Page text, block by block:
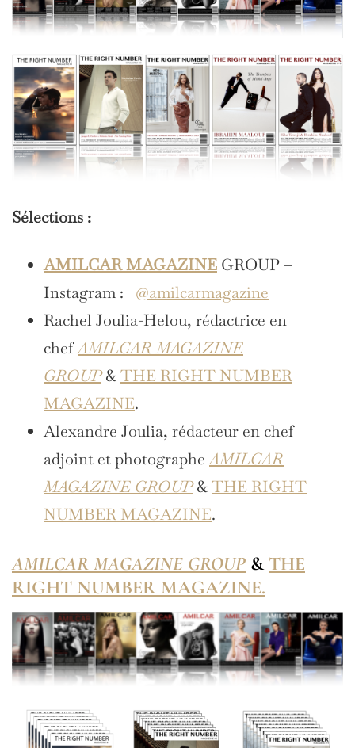
Sélections :
AMILCAR MAGAZINE GROUP –
Instagram : @amilcarmagazine
Rachel Joulia-Helou, rédactrice en
chefAMILCAR MAGAZINE
GROUP&THE RIGHT NUMBER
MAGAZINE.
Alexandre Joulia, rédacteur en chef
adjoint et photographeAMILCAR
MAGAZINE GROUP&THE RIGHT
NUMBER MAGAZINE.
AMILCAR MAGAZINE GROUP & THE
RIGHT NUMBER MAGAZINE.